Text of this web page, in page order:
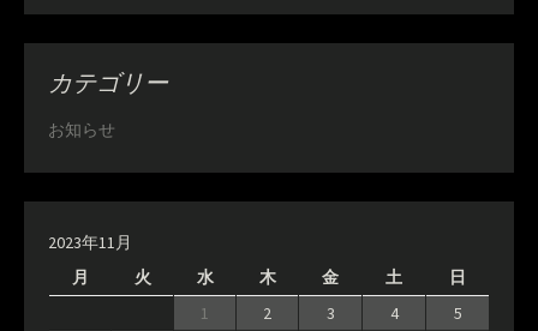
カテゴリー
お知らせ
2023年11月
月
火 水 木 金 土 日
1 2 3 4
5